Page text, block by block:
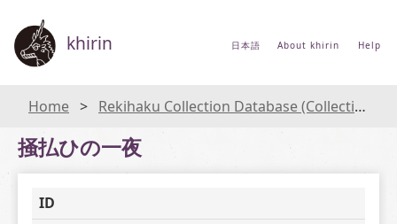
khirin 日本語 About khirin Help
Home Rekihaku Collection Database (Collections Database of the National Museum of Japanese History)
掻払ひの一夜
ID